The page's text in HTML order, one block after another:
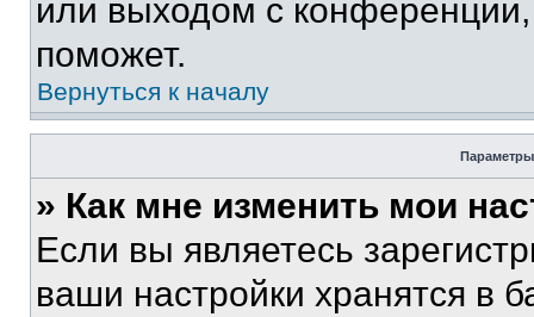
или выходом с
поможет.
Вернуться к началу
Параметры
» Как мне изменить мои
Если вы являетесь
ваши настройки хранятся в